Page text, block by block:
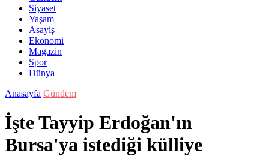
Siyaset
Yaşam
Asayiş
Ekonomi
Magazin
Spor
Dünya
Anasayfa Gündem
İşte Tayyip Erdoğan'ın
Bursa'ya istediği külliye